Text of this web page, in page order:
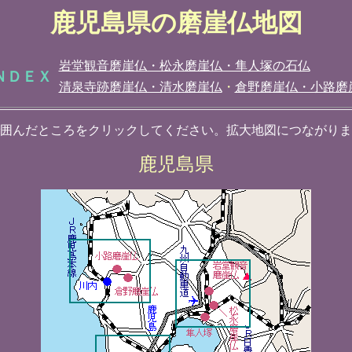
鹿児島県の磨崖仏地図
ＤＥＸ
岩堂観音磨崖仏・松永磨崖仏・隼人塚の石仏
清泉寺跡磨崖仏・清水磨崖仏 ・ 倉野磨崖仏・小路磨
んだところをクリックしてください。拡大地図につながりま
鹿児島県